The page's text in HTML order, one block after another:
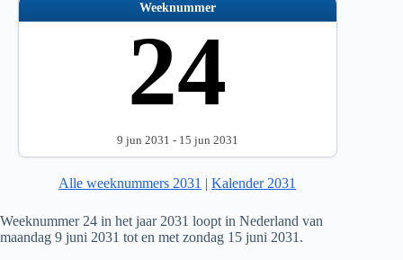
Weeknummer
24
9 jun 2031 - 15 jun 2031
Alle weeknummers 2031 |Kalender 2031
Weeknummer 24 in het jaar 2031 loopt in Nederland van
maandag 9 juni 2031 tot en met zondag 15 juni 2031.